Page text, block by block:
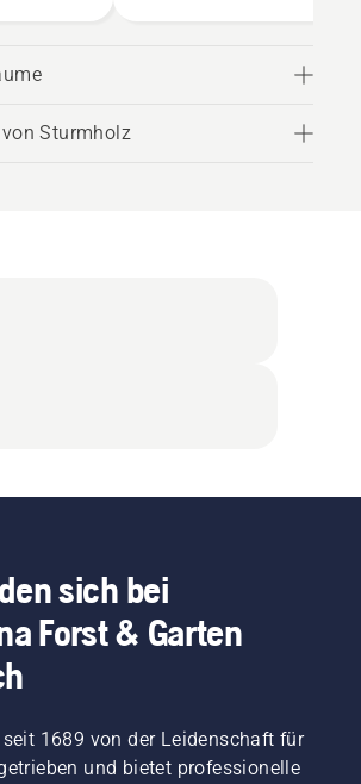
Sturmholz
sich bei
Forst & Garten
1689 von der Leidenschaft für
und bietet professionelle